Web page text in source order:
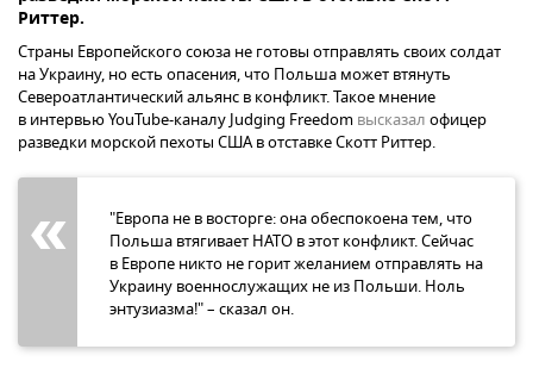
Риттер.
Страны Европейского союза не готовы отправлять своих солдат
на Украину, но есть опасения, что Польша может втянуть
Североатлантический альянс в конфликт. Такое мнение
в интервью YouTube-каналу Judging Freedom высказал офицер
разведки морской пехоты США в отставке Скотт Риттер.
"Европа не в восторге: она обеспокоена тем, что
Польша втягивает НАТО в этот конфликт. Сейчас
в Европе никто не горит желанием отправлять на
Украину военнослужащих не из Польши. Ноль
энтузиазма!" – сказал он.